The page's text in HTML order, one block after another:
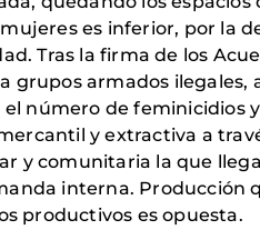
es inferior, por la
Tras la firma de los
grupos armados ilegales,
número de feminicidios
y extractiva a
y comunitaria la que
interna. Producción
productivos es opuesta.